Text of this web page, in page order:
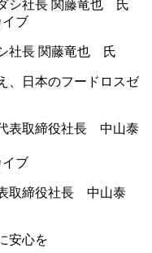
ブ
社長 関藤竜也 氏
、日本のフードロスゼ
ブ
取締役社長 中山泰
安心を